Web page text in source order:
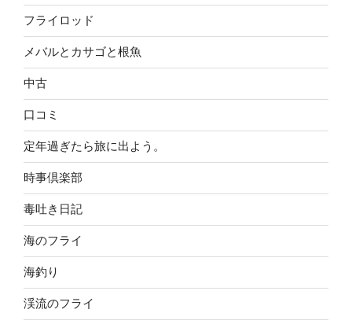
フライロッド
メバルとカサゴと根魚
中古
口コミ
定年過ぎたら旅に出よう。
時事倶楽部
毒吐き日記
海のフライ
海釣り
渓流のフライ